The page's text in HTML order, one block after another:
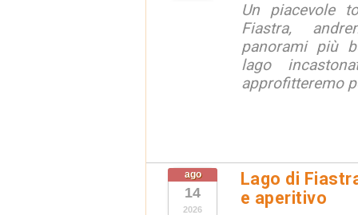
Un piacevole
Fiastra,
panorami più
lago
approfitteremo
ago
14
2026
Lago di
e aperitivo